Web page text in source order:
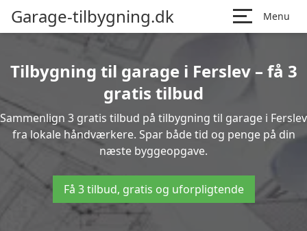
Garage-tilbygning.dk Menu
Tilbygning til garage i Ferslev – få 3
gratis tilbud
Sammenlign 3 gratis tilbud på tilbygning til garage i Ferslev
fra lokale håndværkere. Spar både tid og penge på din
næste byggeopgave.
Få 3 tilbud, gratis og uforpligtende